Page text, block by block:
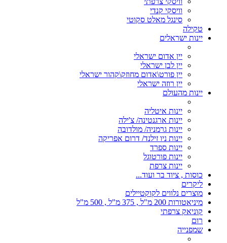
וויסקי קנדי
סינגל מאלט סקוטי
טקילה
יינות ישראלים
יין אדום ישראלי
יין לבן ישראלי
יין פורט\אדום מחוזק\קהור ישראלי
יין רוזה ישראלי
יינות מהעולם
יינות איטליה
יינות ארגנטינה/ צ'ילה
יינות גרמניה/ מולדובה
יינות ניו זילנד/ דרום אפריקה
יינות ספרד
יינות פורטוגל
יינות צרפת
כוסות , ציוד בר ועוד...
ליקרים
מוצרים נלווים לקוקטיילים
מיניאטורות 200 מ"ל , 375 מ"ל , 500 מ"ל
קוניאק צרפתי
רום
שמפנייה